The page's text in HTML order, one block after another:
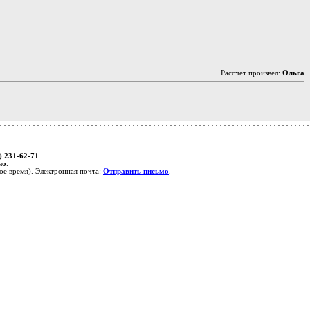
Рассчет произвел: Ольга
231-62-71
время). Электронная почта: Отправить письмо